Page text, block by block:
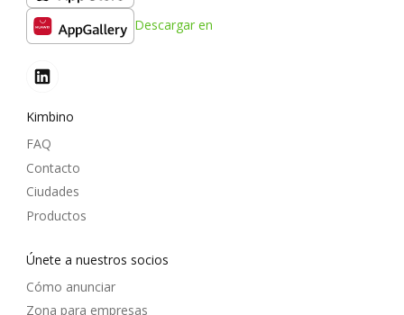
Descargar en
Kimbino
FAQ
Contacto
Ciudades
Productos
Únete a nuestros socios
Cómo anunciar
Zona para empresas